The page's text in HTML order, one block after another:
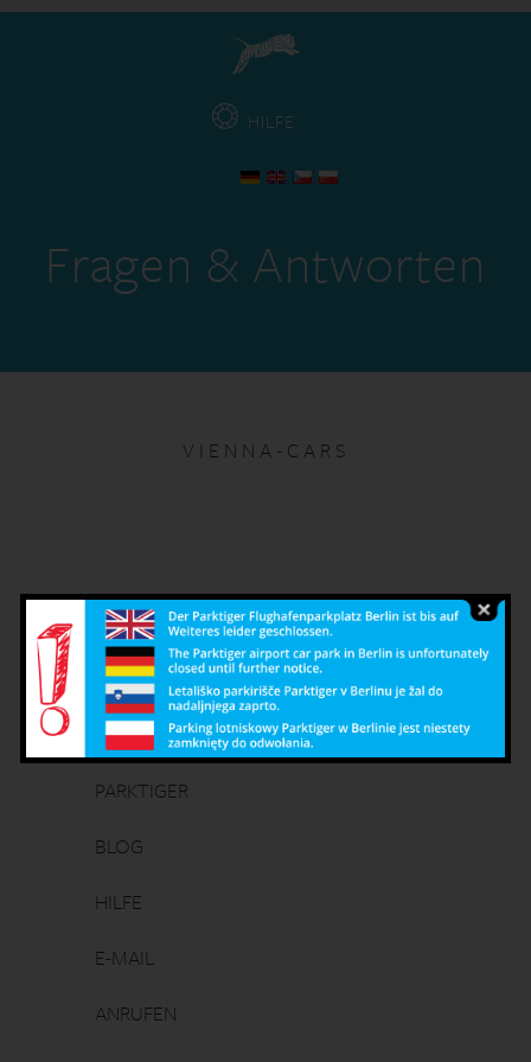
HILFE
Fragen & Antworten
VIENNA-CARS
Deutsch
PARKTIGER
BLOG
HILFE
E-MAIL
ANRUFEN